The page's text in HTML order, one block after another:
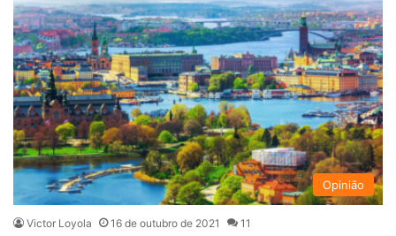
Opinião
Victor Loyola 16 de outubro de 2021 11